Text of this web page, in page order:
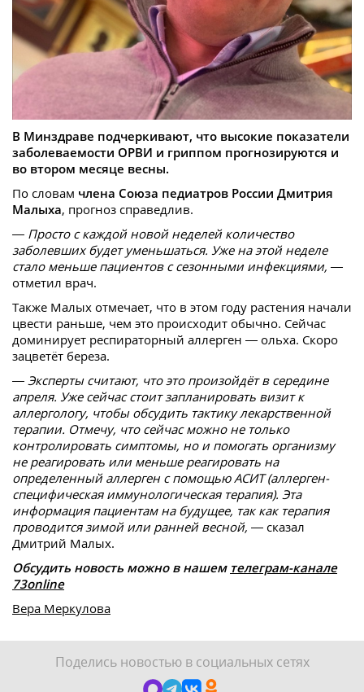
В Минздраве подчеркивают, что высокие показатели
заболеваемости ОРВИ и гриппом прогнозируются и
во втором месяце весны.
По словам члена Союза педиатров России Дмитрия
Малыха, прогноз справедлив.
— Просто с каждой новой неделей количество
заболевших будет уменьшаться. Уже на этой неделе
стало меньше пациентов с сезонными инфекциями, —
отметил врач.
Также Малых отмечает, что в этом году растения начали
цвести раньше, чем это происходит обычно. Сейчас
доминирует респираторный аллерген — ольха. Скоро
зацветёт береза.
— Эксперты считают, что это произойдёт в середине
апреля. Уже сейчас стоит запланировать визит к
аллергологу, чтобы обсудить тактику лекарственной
терапии. Отмечу, что сейчас можно не только
контролировать симптомы, но и помогать организму
не реагировать или меньше реагировать на
определенный аллерген с помощью АСИТ (аллерген-
специфическая иммунологическая терапия). Эта
информация пациентам на будущее, так как терапия
проводится зимой или ранней весной, — сказал
Дмитрий Малых.
Обсудить новость можно в нашем телеграм-канале
73online
Вера Меркулова
Поделись новостью в социальных сетях